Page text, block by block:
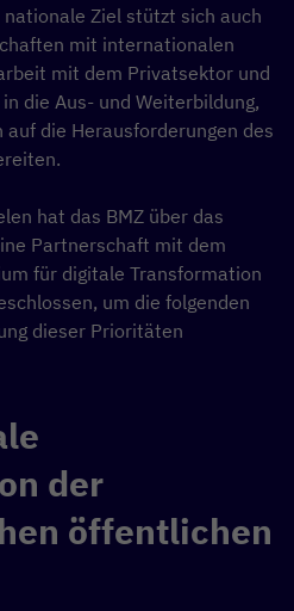
nationale Ziel stützt sich auch
mit internationalen
mit dem Privatsektor und
die Aus- und Weiterbildung,
die Herausforderungen des
hat das BMZ über das
Partnerschaft mit dem
für digitale Transformation
um die folgenden
dieser Prioritäten
der
öffentlichen